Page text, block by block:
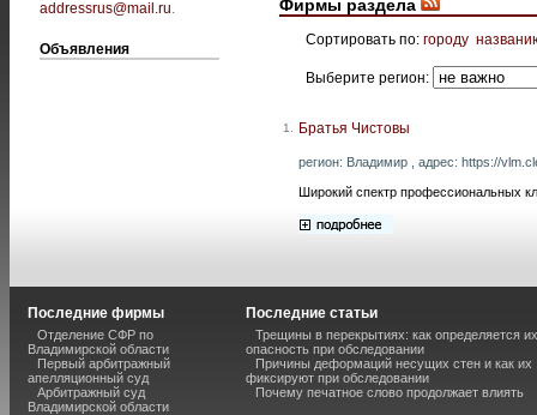
addressrus@mail.ru.
Объявления
Фирмы раздела
Сортировать по: городу
Выберите регион:
1. Братья Чистовы
регион: Владимир , адрес: https://
Широкий спектр профессиональных
Последние фирмы
Отделение СФР по
Владимирской области
Первый арбитражный
апелляционный суд
Арбитражный суд
Владимирской области
Последние статьи
Трещины в перекрытиях: как определяется их
опасность при обследовании
Причины деформаций несущих стен и как их
фиксируют при обследовании
Почему печатное слово продолжает влиять